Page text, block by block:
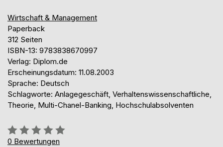
Wirtschaft & Management
Paperback
312 Seiten
ISBN-13: 9783838670997
Verlag: Diplom.de
Erscheinungsdatum: 11.08.2003
Sprache: Deutsch
Schlagworte: Anlagegeschäft, Verhaltenswissenschaftliche,
Theorie, Multi-Chanel-Banking, Hochschulabsolventen
Bewertung::
0%
0 Bewertungen